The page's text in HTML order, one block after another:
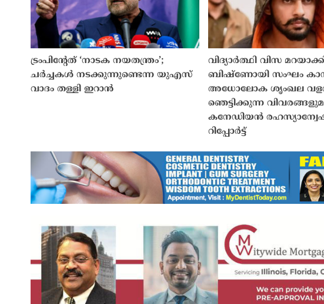
ട്രംപിൻ്റേത് ‘നാടക നയതന്ത്രം’;
ചർച്ചകൾ നടക്കുന്നുണ്ടെന്ന യുഎസ്
വാദം തള്ളി ഇറാൻ
വിദ്യാർത്ഥി വിസ
ബിഷ്ണോയി സംഘം
അധോലോക ശൃംഖല
ഞെട്ടിക്കുന്ന
കനേഡിയൻ
റിപ്പോർട്ട്